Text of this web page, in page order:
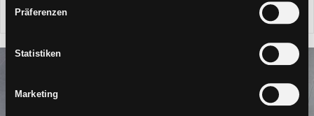
Zustimmung mit der Schaltfläche „Ablehnen“ verweigern.
Präferenzen
Statistiken
Marketing